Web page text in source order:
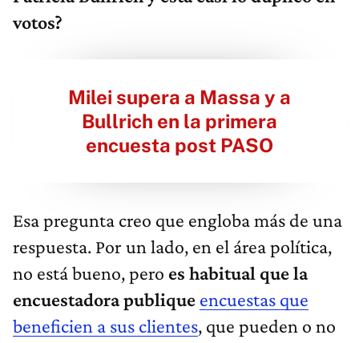
votos?
Milei supera a Massa y a
Bullrich en la primera
encuesta post PASO
Esa pregunta creo que engloba más de una
respuesta. Por un lado, en el área política,
no está bueno, pero es habitual que la
encuestadora publique encuestas que
beneficien a sus clientes, que pueden o no